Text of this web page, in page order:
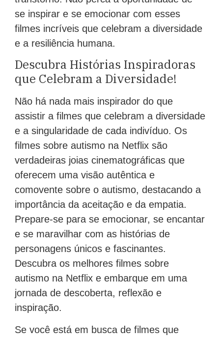
se inspirar e se emocionar com esses
filmes incríveis que celebram a diversidade
e a resiliência humana.
Descubra Histórias Inspiradoras
que Celebram a Diversidade!
Não há nada mais inspirador do que
assistir a filmes que celebram a diversidade
e a singularidade de cada indivíduo. Os
filmes sobre autismo na Netflix são
verdadeiras joias cinematográficas que
oferecem uma visão autêntica e
comovente sobre o autismo, destacando a
importância da aceitação e da empatia.
Prepare-se para se emocionar, se encantar
e se maravilhar com as histórias de
personagens únicos e fascinantes.
Descubra os melhores filmes sobre
autismo na Netflix e embarque em uma
jornada de descoberta, reflexão e
inspiração.
Se você está em busca de filmes que